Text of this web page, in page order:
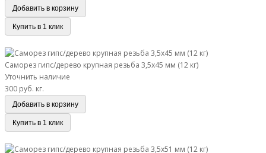
Добавить в корзину
Купить в 1 клик
Саморез гипс/дерево крупная резьба 3,5х45 мм (12 кг)
Уточнить наличие
300 руб. кг.
Добавить в корзину
Купить в 1 клик